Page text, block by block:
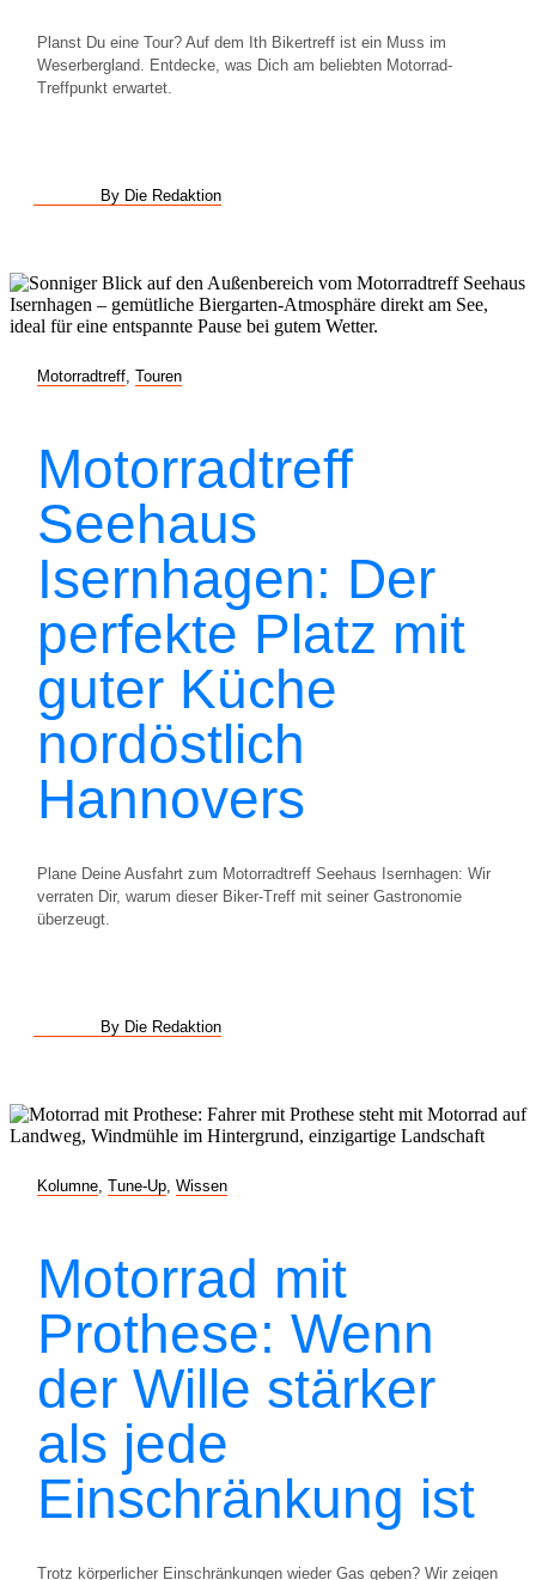
Planst Du eine Tour? Auf dem Ith Bikertreff ist ein Muss im
Weserbergland. Entdecke, was Dich am beliebten Motorrad-
Treffpunkt erwartet.
By Die Redaktion
Motorradtreff Touren
Motorradtreff
Seehaus
Isernhagen: Der
perfekte Platz mit
guter Küche
nordöstlich
Hannovers
Plane Deine Ausfahrt zum Motorradtreff Seehaus Isernhagen: Wir
verraten Dir, warum dieser Biker-Treff mit seiner Gastronomie
überzeugt.
By Die Redaktion
Kolumne Tune-Up Wissen
Motorrad mit
Prothese: Wenn
der Wille stärker
als jede
Einschränkung ist
Trotz körperlicher Einschränkungen wieder Gas geben? Wir zeigen